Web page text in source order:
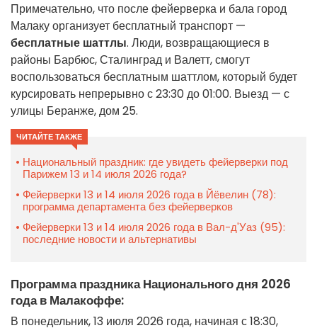
Примечательно, что после фейерверка и бала город
Малаку организует бесплатный транспорт —
бесплатные шаттлы. Люди, возвращающиеся в
районы Барбюс, Сталинград и Валетт, смогут
воспользоваться бесплатным шаттлом, который будет
курсировать непрерывно с 23:30 до 01:00. Выезд — с
улицы Беранже, дом 25.
ЧИТАЙТЕ ТАКЖЕ
Национальный праздник: где увидеть фейерверки под
Парижем 13 и 14 июля 2026 года?
Фейерверки 13 и 14 июля 2026 года в Йёвелин (78):
программа департамента без фейерверков
Фейерверки 13 и 14 июля 2026 года в Вал-д'Уаз (95):
последние новости и альтернативы
Программа праздника Национального дня 2026
года в Малакоффе:
В понедельник, 13 июля 2026 года, начиная с 18:30,